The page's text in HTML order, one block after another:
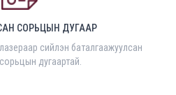
СОРЬЦЫН ДУГААР
сийлэн баталгаажуулсан
дугаартай.